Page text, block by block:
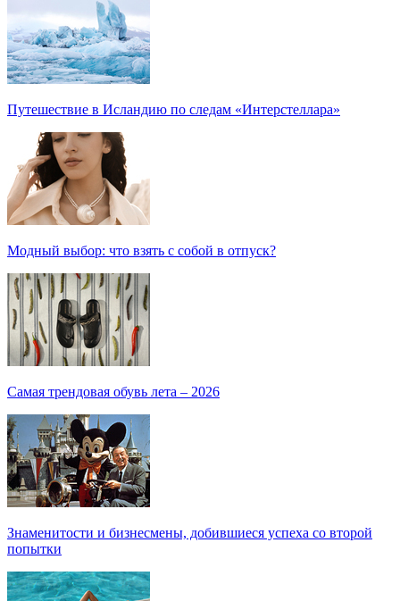
Путешествие в Исландию по следам «Интерстеллара»
Модный выбор: что взять с собой в отпуск?
Самая трендовая обувь лета – 2026
Знаменитости и бизнесмены, добившиеся успеха со второй
попытки